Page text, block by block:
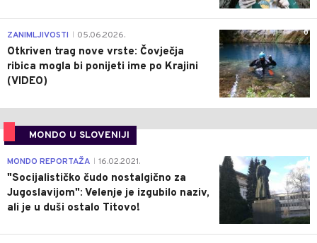
0
ZANIMLJIVOSTI 05.06.2026.
Otkriven trag nove vrste: Čovječja
ribica mogla bi ponijeti ime po Krajini
(VIDEO)
MONDO U SLOVENIJI
4
MONDO REPORTAŽA 16.02.2021.
"Socijalističko čudo nostalgično za
Jugoslavijom": Velenje je izgubilo naziv,
ali je u duši ostalo Titovo!